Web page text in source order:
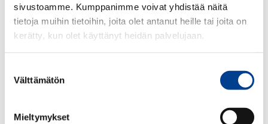
sivustoamme. Kumppanimme voivat yhdistää näitä
tietoja muihin tietoihin, joita olet antanut heille tai joita on
kerätty, kun olet käyttänyt heidän palvelujaan.
valinta
Välttämätön
Mieltymykset